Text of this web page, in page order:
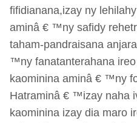
fifidianana,izay ny
aminâ € ™ny safidy
taham-pandraisana
™ny fanatanterahana
kaominina aminâ € ™ny
Hatraminâ € ™izay naha
kaominina izay dia maro